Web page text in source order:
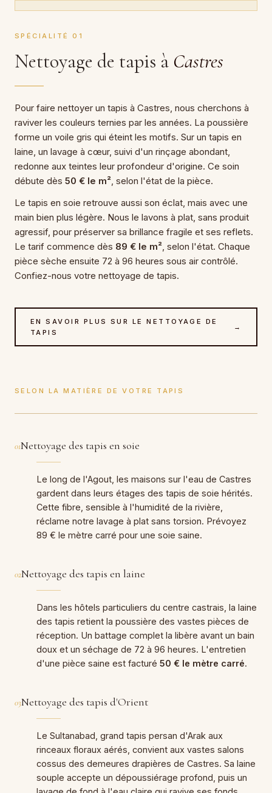
SPÉCIALITÉ 01
Nettoyage de tapis à Castres
Pour faire nettoyer un tapis à Castres, nous cherchons à
raviver les couleurs ternies par les années. La poussière
forme un voile gris qui éteint les motifs. Sur un tapis en
laine, un lavage à cœur, suivi d'un rinçage abondant,
redonne aux teintes leur profondeur d'origine. Ce soin
débute dès 50 € le m² , selon l'état de la pièce.
Le tapis en soie retrouve aussi son éclat, mais avec une
main bien plus légère. Nous le lavons à plat, sans produit
agressif, pour préserver sa brillance fragile et ses reflets.
Le tarif commence dès 89 € le m² , selon l'état. Chaque
pièce sèche ensuite 72 à 96 heures sous air contrôlé.
Confiez-nous votre nettoyage de tapis.
EN SAVOIR PLUS SUR LE NETTOYAGE DE
TAPIS
→
SELON LA MATIÈRE DE VOTRE TAPIS
01Nettoyage des tapis en soie
Le long de l'Agout, les maisons sur l'eau de Castres
gardent dans leurs étages des tapis de soie hérités.
Cette fibre, sensible à l'humidité de la rivière,
réclame notre lavage à plat sans torsion. Prévoyez
89 € le mètre carré pour une soie saine.
02Nettoyage des tapis en laine
Dans les hôtels particuliers du centre castrais, la laine
des tapis retient la poussière des vastes pièces de
réception. Un battage complet la libère avant un bain
doux et un séchage de 72 à 96 heures. L'entretien
d'une pièce saine est facturé 50 € le mètre carré.
03Nettoyage des tapis d'Orient
Le Sultanabad, grand tapis persan d'Arak aux
rinceaux floraux aérés, convient aux vastes salons
cossus des demeures drapières de Castres. Sa laine
souple accepte un dépoussiérage profond, puis un